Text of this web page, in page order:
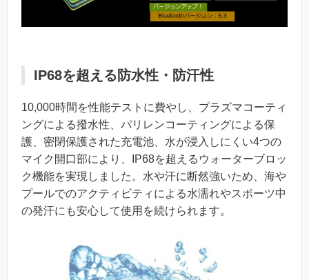
IP68を超える防水性・防汗性
10,000時間を性能テストに費やし、プラズマコーティ
ングによる撥水性、パリレンコーティングによる保
護、密閉保護された充電池、水が浸入しにくい4つの
マイク開口部により、IP68を超えるウォーターブロッ
ク機能を実現しました。水や汗に断然強いため、海や
プールでのアクティビティによる水濡れやスポーツ中
の発汗にも安心して使用を続けられます。